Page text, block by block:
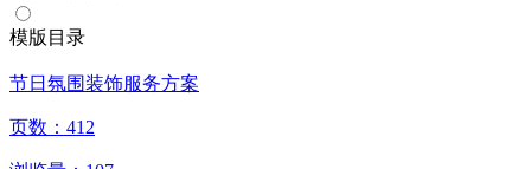
模版目录
节日氛围装饰服务方案
页数： 412